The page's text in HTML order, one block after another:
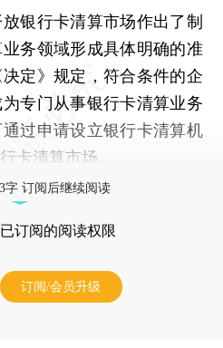
行卡清算市场作出了制
务领域形成具体明确的准
定》规定，符合条件的企
专门从事银行卡清算业务
过申请设立银行卡清算机
卡清算市场。
字 订阅后继续阅读
订阅的阅读权限
订阅/会员升级